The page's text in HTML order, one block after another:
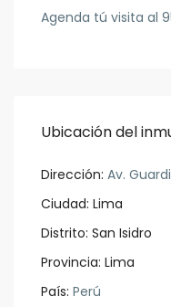
Agenda tú visita al
Ubicación del
Dirección: Av.
Ciudad: Lima
Distrito: San Isidro
Provincia: Lima
País: Perú